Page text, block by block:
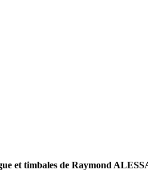
et timbales de Raymond